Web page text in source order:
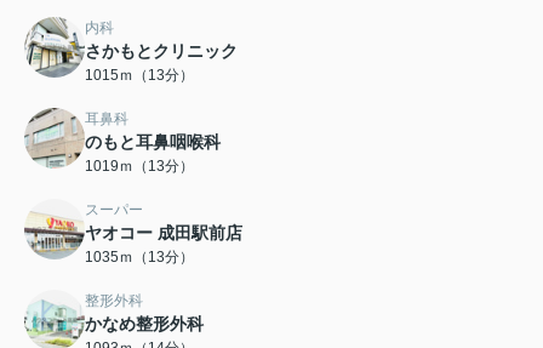
内科
さかもとクリニック
1015ｍ（13分）
耳鼻科
のもと耳鼻咽喉科
1019ｍ（13分）
スーパー
ヤオコー 成田駅前店
1035ｍ（13分）
整形外科
かなめ整形外科